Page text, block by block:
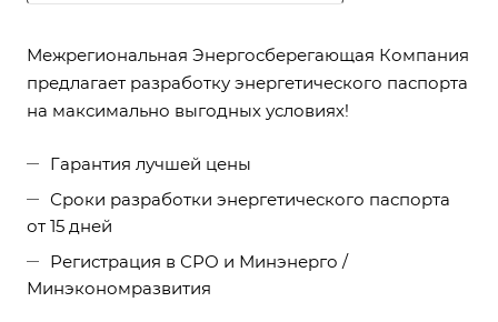
Межрегиональная Энергосберегающая Компания
предлагает разработку энергетического паспорта
на максимально выгодных условиях!
Гарантия лучшей цены
Сроки разработки энергетического паспорта
от 15 дней
Регистрация в СРО и Минэнерго /
Минэкономразвития